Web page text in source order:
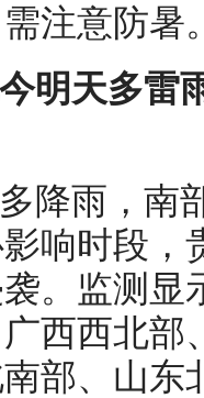
注意防暑
明天多雷
降雨，南
响时段，
。监测显
西西北部
部、山东